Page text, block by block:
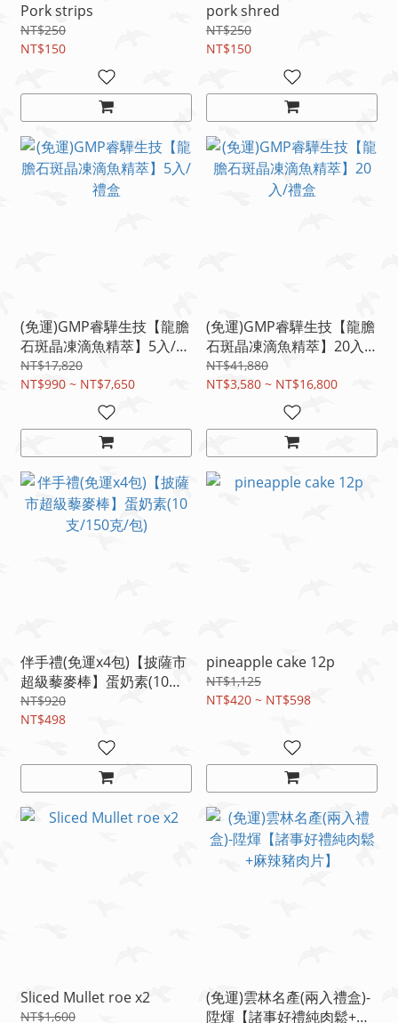
Pork strips
NT$250
NT$150
pork shred
NT$250
NT$150
(免運)GMP睿驊生技【龍膽
石斑晶凍滴魚精萃】5入/禮
盒
NT$17,820
NT$990 ~ NT$7,650
(免運)GMP睿驊生技【龍膽
石斑晶凍滴魚精萃】20入/
禮盒
NT$41,880
NT$3,580 ~ NT$16,800
伴手禮(免運x4包)【披薩市
超級藜麥棒】蛋奶素(10
支/150克/包)
NT$920
NT$498
pineapple cake 12p
NT$1,125
NT$420 ~ NT$598
Sliced Mullet roe x2
NT$1,600
(免運)雲林名產(兩入禮盒)-
陞煇【諸事好禮純肉鬆+麻